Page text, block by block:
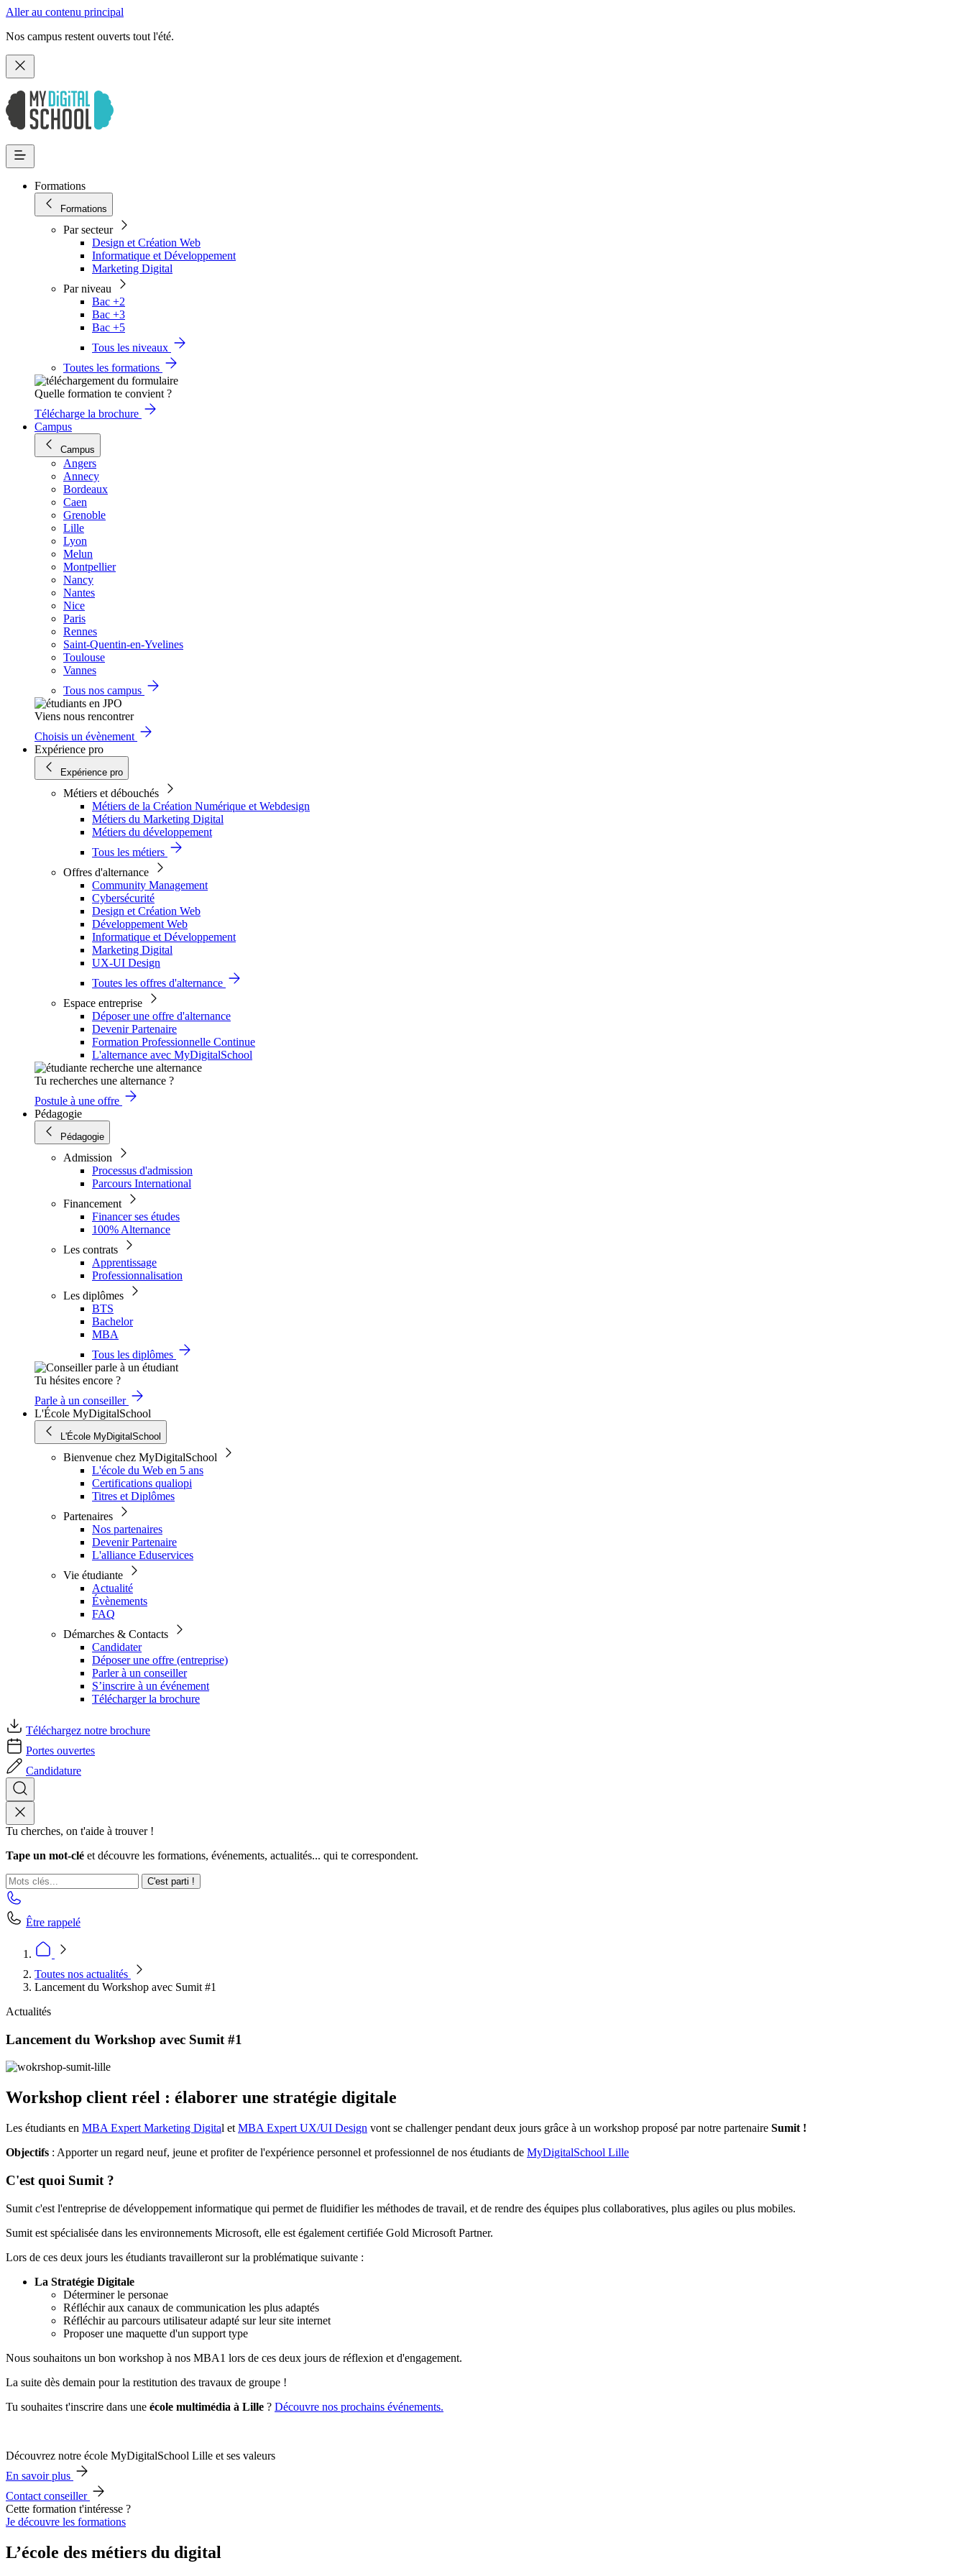
Aller au contenu principal
Nos campus restent ouverts tout l'été.
Formations
Formations
Par secteur
Design et Création Web
Informatique et Développement
Marketing Digital
Par niveau
Bac +2
Bac +3
Bac +5
Tous les niveaux
Toutes les formations
Quelle formation te convient ?
Télécharge la brochure
Campus
Campus
Angers
Annecy
Bordeaux
Caen
Grenoble
Lille
Lyon
Melun
Montpellier
Nancy
Nantes
Nice
Paris
Rennes
Saint-Quentin-en-Yvelines
Toulouse
Vannes
Tous nos campus
Viens nous rencontrer
Choisis un évènement
Expérience pro
Expérience pro
Métiers et débouchés
Métiers de la Création Numérique et Webdesign
Métiers du Marketing Digital
Métiers du développement
Tous les métiers
Offres d'alternance
Community Management
Cybersécurité
Design et Création Web
Développement Web
Informatique et Développement
Marketing Digital
UX-UI Design
Toutes les offres d'alternance
Espace entreprise
Déposer une offre d'alternance
Devenir Partenaire
Formation Professionnelle Continue
L'alternance avec MyDigitalSchool
Tu recherches une alternance ?
Postule à une offre
Pédagogie
Pédagogie
Admission
Processus d'admission
Parcours International
Financement
Financer ses études
100% Alternance
Les contrats
Apprentissage
Professionnalisation
Les diplômes
BTS
Bachelor
MBA
Tous les diplômes
Tu hésites encore ?
Parle à un conseiller
L'École MyDigitalSchool
L'École MyDigitalSchool
Bienvenue chez MyDigitalSchool
L'école du Web en 5 ans
Certifications qualiopi
Titres et Diplômes
Partenaires
Nos partenaires
Devenir Partenaire
L'alliance Eduservices
Vie étudiante
Actualité
Évènements
FAQ
Démarches & Contacts
Candidater
Déposer une offre (entreprise)
Parler à un conseiller
S’inscrire à un événement
Télécharger la brochure
Téléchargez notre brochure
Portes ouvertes
Candidature
Tu cherches, on t'aide à trouver !
Tape un mot-clé et découvre les formations, événements, actualités... qui te correspondent.
C'est parti !
Être rappelé
Toutes nos actualités
Lancement du Workshop avec Sumit #1
Actualités
Lancement du Workshop avec Sumit #1
Workshop client réel : élaborer une stratégie digitale
Les étudiants en MBA Expert Marketing Digital et MBA Expert UX/UI Design vont se challenger pendant deux jours grâce à un workshop proposé par notre partenaire Sumit !
Objectifs : Apporter un regard neuf, jeune et profiter de l'expérience personnel et professionnel de nos étudiants de MyDigitalSchool Lille
C'est quoi Sumit ?
Sumit c'est l'entreprise de développement informatique qui permet de fluidifier les méthodes de travail, et de rendre des équipes plus collaboratives, plus agiles ou plus mobiles.
Sumit est spécialisée dans les environnements Microsoft, elle est également certifiée Gold Microsoft Partner.
Lors de ces deux jours les étudiants travailleront sur la problématique suivante :
La Stratégie Digitale
Déterminer le personae
Réfléchir aux canaux de communication les plus adaptés
Réfléchir au parcours utilisateur adapté sur leur site internet
Proposer une maquette d'un support type
Nous souhaitons un bon workshop à nos MBA1 lors de ces deux jours de réflexion et d'engagement.
La suite dès demain pour la restitution des travaux de groupe !
Tu souhaites t'inscrire dans une école multimédia à Lille ? Découvre nos prochains événements.
Découvrez notre école MyDigitalSchool Lille et ses valeurs
En savoir plus
Contact conseiller
Cette formation t'intéresse ?
Je découvre les formations
L’école des métiers du digital